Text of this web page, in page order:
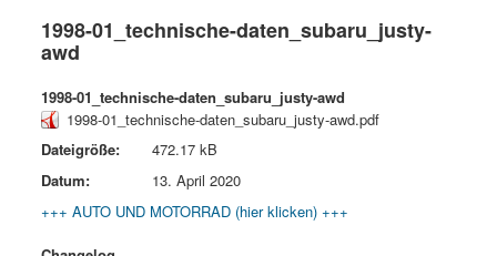
1998-01_technische-daten_subaru_justy-
awd
1998-01_technische-daten_subaru_justy-awd
1998-01_technische-daten_subaru_justy-awd.pdf
Dateigröße:
472.17 kB
Datum:
13. April 2020
+++ AUTO UND MOTORRAD (hier klicken) +++